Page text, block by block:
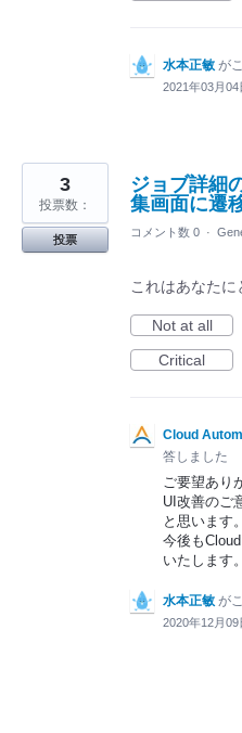
水本正敏 が
2021年03月04
ジョブ詳細
集画面に遷
3
投票数：
投票
コメント数 0 ·
これはあなた
Not at all
Critical
Cloud
答しました
ご要望あり
UI改善のご
と思います。
今後も
いたします。
水本正敏 が
2020年12月09